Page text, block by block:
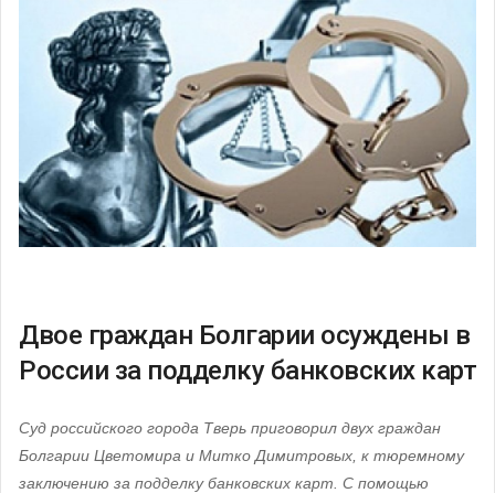
Двое граждан Болгарии осуждены в
России за подделку банковских карт
Суд российского города Тверь приговорил двух граждан
Болгарии Цветомира и Митко Димитровых, к тюремному
заключению за подделку банковских карт. С помощью